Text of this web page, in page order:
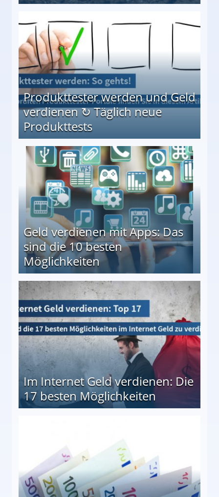
Produkttester werden und Geld
verdienen ↻ Täglich neue
Produkttests
↻ Täglich neue Produkttests
Geld verdienen mit Apps: Das
sind die 10 besten
Möglichkeiten
besten Möglichkeiten
Im Internet Geld verdienen: Die
17 besten Möglichkeiten